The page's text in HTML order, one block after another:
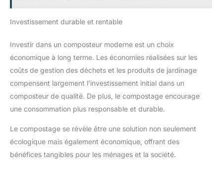
Investissement durable et rentable
Investir dans un composteur moderne est un choix
économique à long terme. Les économies réalisées sur les
coûts de gestion des déchets et les produits de jardinage
compensent largement l’investissement initial dans un
composteur de qualité. De plus, le compostage encourage
une consommation plus responsable et durable.
Le compostage se révèle être une solution non seulement
écologique mais également économique, offrant des
bénéfices tangibles pour les ménages et la société.